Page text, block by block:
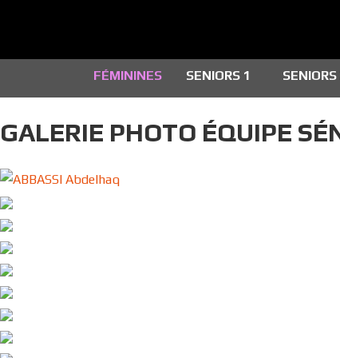
FÉMININES SENIORS 1 SENIORS
GALERIE PHOTO ÉQUIPE